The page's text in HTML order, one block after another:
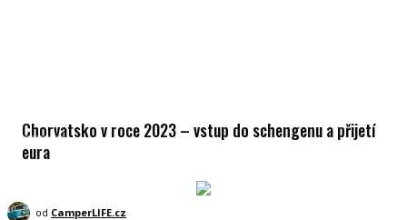
Chorvatsko v roce 2023 – vstup do schengenu a přijetí
eura
od CamperLIFE.cz